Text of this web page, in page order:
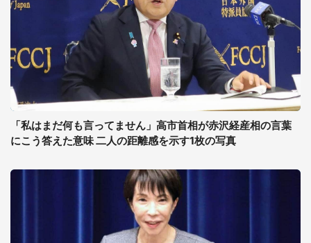
「私はまだ何も言ってません」高市首相が赤沢経産相の言葉
にこう答えた意味 二人の距離感を示す1枚の写真